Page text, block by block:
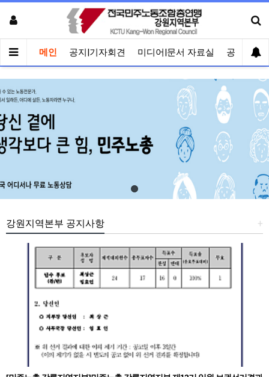
메인 공지|기자회견 미디어|문서 자료실 공유게시
+
강원지역본부 공지사항